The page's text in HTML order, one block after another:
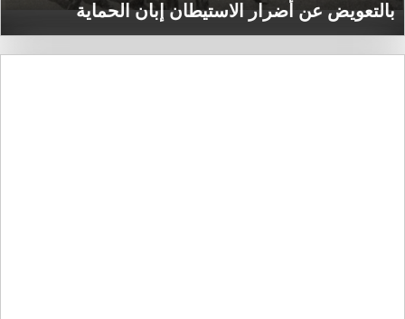
بالتعويض عن أضرار الاستيطان إبان الحماية